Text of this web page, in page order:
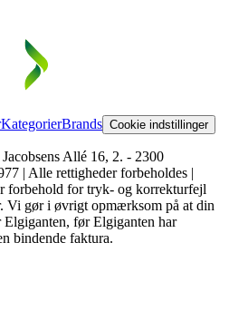
KategorierBrands Cookie indstillinger
Allé 16, 2. - 2300
| Alle rettigheder forbeholdes |
forbehold for tryk- og korrekturfejl
Vi gør i øvrigt opmærksom på at din
før Elgiganten har
bindende faktura.